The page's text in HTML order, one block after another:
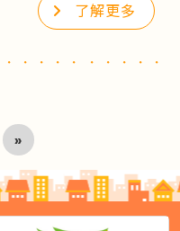
了解更多
»